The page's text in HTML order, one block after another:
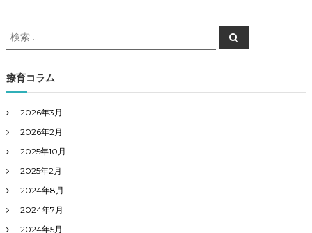
訓
練
ま
検
索
象
:
検
索
療育コラム
2026年3月
2026年2月
2025年10月
2025年2月
2024年8月
2024年7月
2024年5月